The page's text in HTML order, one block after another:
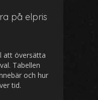
på elpris
att översätta
Tabellen
och hur
tid.